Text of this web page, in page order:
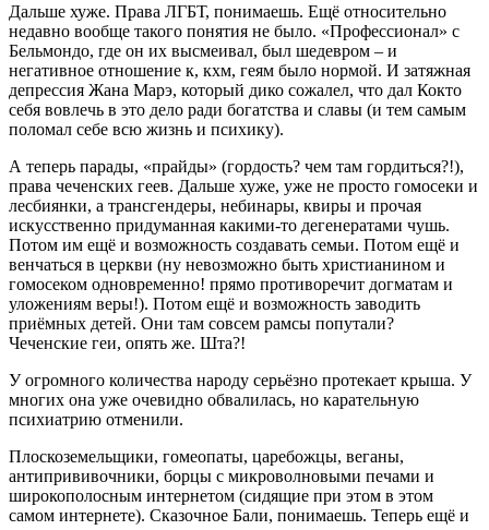
Дальше хуже. Права ЛГБТ, понимаешь. Ещё относительно
недавно вообще такого понятия не было. «Профессионал» с
Бельмондо, где он их высмеивал, был шедевром – и
негативное отношение к, кхм, геям было нормой. И затяжная
депрессия Жана Марэ, который дико сожалел, что дал Кокто
себя вовлечь в это дело ради богатства и славы (и тем самым
поломал себе всю жизнь и психику).
А теперь парады, «прайды» (гордость? чем там гордиться?!),
права чеченских геев. Дальше хуже, уже не просто гомосеки и
лесбиянки, а трансгендеры, небинары, квиры и прочая
искусственно придуманная какими-то дегенератами чушь.
Потом им ещё и возможность создавать семьи. Потом ещё и
венчаться в церкви (ну невозможно быть христианином и
гомосеком одновременно! прямо противоречит догматам и
уложениям веры!). Потом ещё и возможность заводить
приёмных детей. Они там совсем рамсы попутали?
Чеченские геи, опять же. Шта?!
У огромного количества народу серьёзно протекает крыша. У
многих она уже очевидно обвалилась, но карательную
психиатрию отменили.
Плоскоземельщики, гомеопаты, царебожцы, веганы,
антипрививочники, борцы с микроволновыми печами и
широкополосным интернетом (сидящие при этом в этом
самом интернете). Сказочное Бали, понимаешь. Теперь ещё и